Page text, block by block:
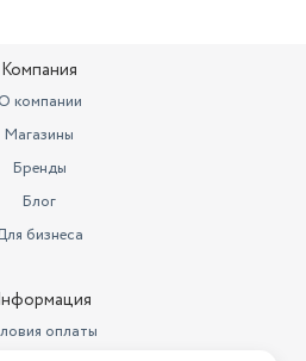
Компания
О компании
Магазины
Бренды
Блог
бизнеса
оплаты